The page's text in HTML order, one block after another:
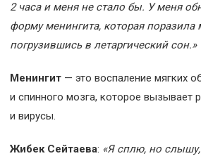
2 часа и меня не стало бы. У меня
форму менингита, которая поразила
погрузившись в летаргический сон.»
Менингит — это воспаление мягких
и спинного мозга, которое вызывает
и вирусы.
Жибек Сейтаева: «Я сплю, но